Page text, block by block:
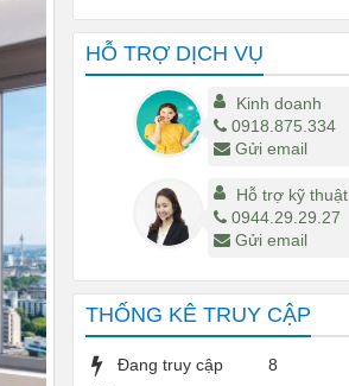
0
HỖ TRỢ DỊCH VỤ
Kinh doanh
0918.875.334
Gửi email
Hỗ trợ kỹ thuật
0944.29.29.27
Gửi email
THỐNG KÊ TRUY CẬP
Đang truy cập
8